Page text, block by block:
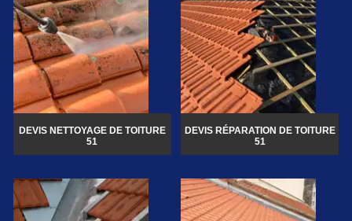
DEVIS NETTOYAGE DE TOITURE
51
DEVIS RÉPARATION DE TOITURE
51